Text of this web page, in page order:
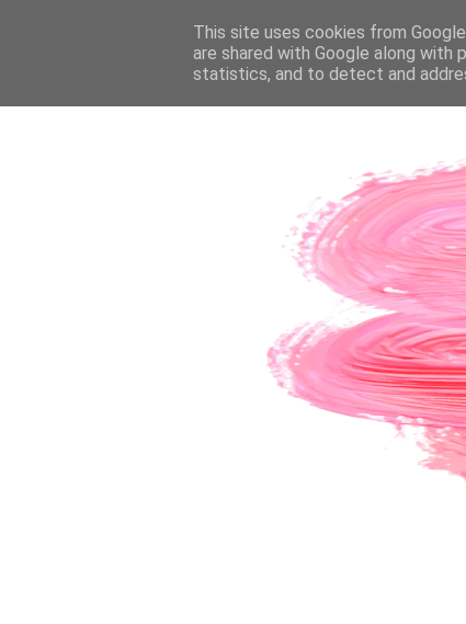
PÁGINA INICIAL SOBRE A AUTORA
This site uses cookies from
are shared with Google along
statistics, and to detect and